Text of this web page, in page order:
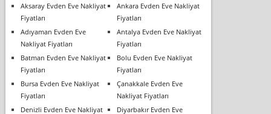
Aksaray Evden Eve Nakliyat
Fiyatları
Ankara Evden Eve Nakliyat
Fiyatları
Adıyaman Evden Eve
Nakliyat Fiyatları
Antalya Evden Eve Nakliyat
Fiyatları
Batman Evden Eve Nakliyat
Fiyatları
Bolu Evden Eve Nakliyat
Fiyatları
Bursa Evden Eve Nakliyat
Fiyatları
Çanakkale Evden Eve
Nakliyat Fiyatları
Denizli Evden Eve Nakliyat
Diyarbakır Evden Eve